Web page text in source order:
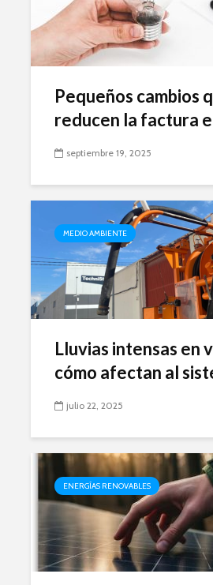
Pequeños cambios
reducen la factura
septiembre 19, 2025
MEDIO AMBIENTE
Lluvias intensas en
cómo afectan al
julio 22, 2025
ENERGÍAS RENOVABLES